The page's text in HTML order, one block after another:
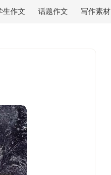
生作文 话题作文 写作素材